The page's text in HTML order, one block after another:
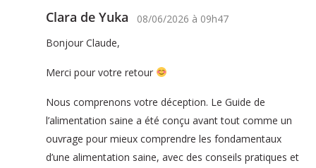
Clara de Yuka 08/06/2026 à 09h47
Bonjour Claude,
Merci pour votre retour
Nous comprenons votre déception. Le Guide de
l’alimentation saine a été conçu avant tout comme un
ouvrage pour mieux comprendre les fondamentaux
d’une alimentation saine, avec des conseils pratiques et